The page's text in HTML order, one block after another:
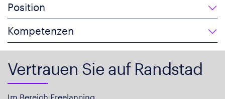
Position
Kompetenzen
Vertrauen Sie auf Randstad
Im Bereich Freelancing